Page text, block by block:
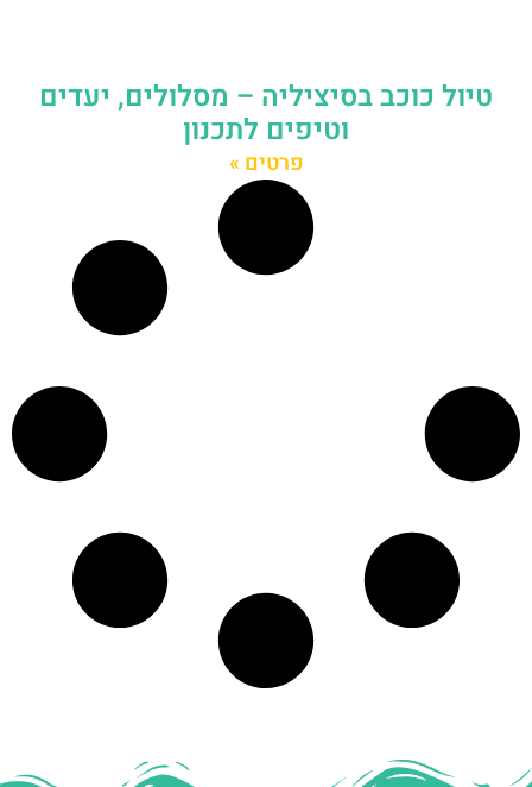
טיול כוכב בסיציליה – מסלולים, יעדים
וטיפים לתכנון
פרטים »